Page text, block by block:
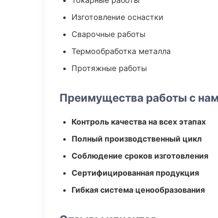
Изготовление оснастки
Сварочные работы
Термообработка металла
Протяжные работы
Преимущества работы с
Контроль качества на всех этапах
Полный производственный цикл
Соблюдение сроков изготовления
Сертифицированная продукция
Гибкая система ценообразования